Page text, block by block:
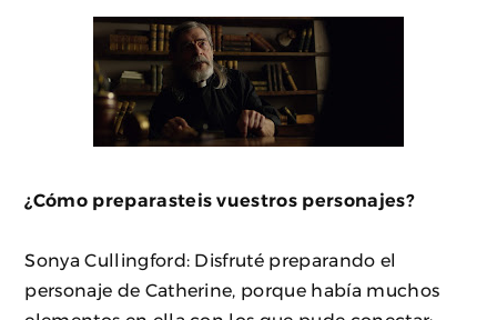
¿Cómo preparasteis vuestros personajes?
Sonya Cullingford: Disfruté preparando el
personaje de Catherine, porque había muchos